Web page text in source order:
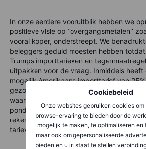
Cookiebeleid
Onze websites gebruiken cookies om
browse-ervaring te bieden door de
mogelijk te maken, te optimaliseren en
maar ook om gepersonaliseerde
bieden en u in staat te stellen
In onze eerdere vooruitblik hebben we
positieve visie op ‘’overgangsmetalen’’
vooral koper, onderstreept. We
beleggers geduld moesten hebben
Trumps importtarieven en
uitpakken voor de vraag. Inmiddels heeft
mogelijk Amerikaans importtarief van
gezorgd dat koperprijzen in New York
waarbij onze eerder gestelde doelprijs
pond al werd overschreden. Handelaren
rekening te houden met de mogelijke
tarieven.